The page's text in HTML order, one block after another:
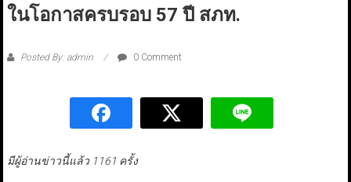
ในโอกาสครบรอบ 57 ปี สภท.
Posted By: admin 0 Comment
มีผู้อ่านข่าวนี้แล้ว 1161 ครั้ง